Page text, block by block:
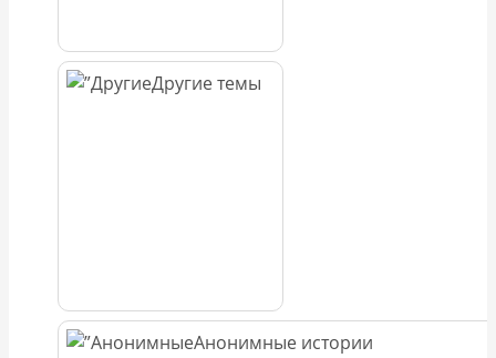
Другие темы
Анонимные истории